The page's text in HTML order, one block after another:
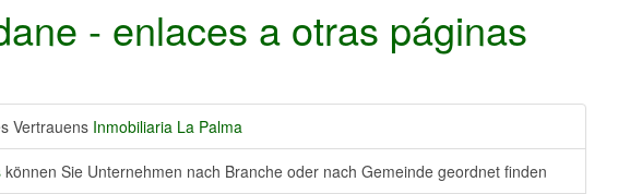
- enlaces a otras páginas
Vertrauens Inmobiliaria La Palma
können Sie Unternehmen nach Branche oder nach Gemeinde geordnet finden